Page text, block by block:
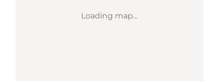
Loading map...